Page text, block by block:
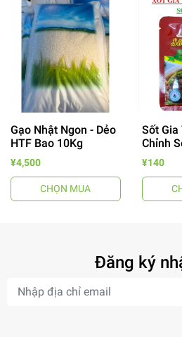
- 64%
- 7%
Gạo Nhật Ngon - Dẻo
HTF Bao 10Kg
¥4,500
CHỌN MUA
Sốt Gia
Chỉnh
Tuấn
¥140
Đăng ký